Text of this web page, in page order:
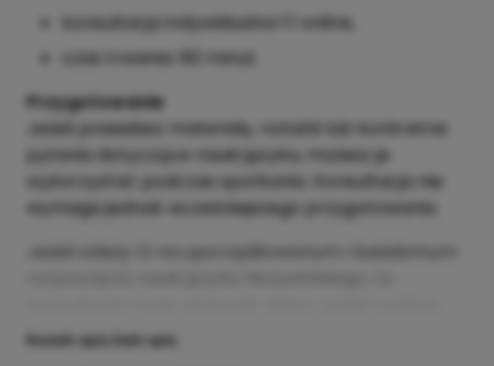
konsultacja indywidualna 1:1 online,
czas trwania: 60 minut.
Przygotowanie
Jeżeli posiadasz materiały, notatki lub konkretne
pytania dotyczące nauki języka, możesz je
wykorzystać podczas spotkania. Konsultacja nie
wymaga jednak wcześniejszego przygotowania.
Rozwiń opis Zwiń opis